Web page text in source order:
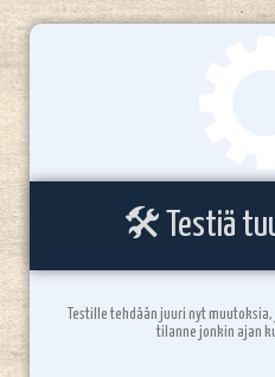
🛠️ Testiä
Testille tehdään juuri nyt
tilanne jonkin ajan